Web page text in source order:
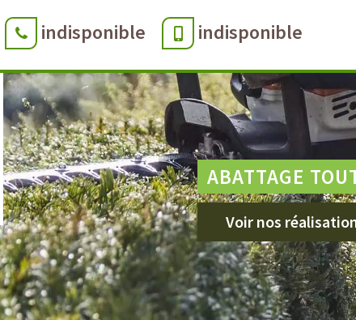
indisponible indisponible
ABATTAGE
Voir nos